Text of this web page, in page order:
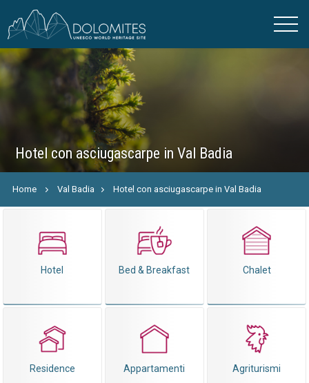
Hotel con asciugascarpe in Val Badia
Home Val Badia Hotel con asciugascarpe in Val Badia
Hotel Bed & Breakfast Chalet
Residence Appartamenti Agriturismi